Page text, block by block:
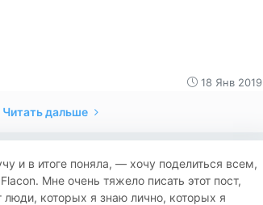
18 Янв 2019
Читать дальше
и в итоге поняла, — хочу поделиться всем,
Мне очень тяжело писать этот пост,
люди, которых я знаю лично, которых я